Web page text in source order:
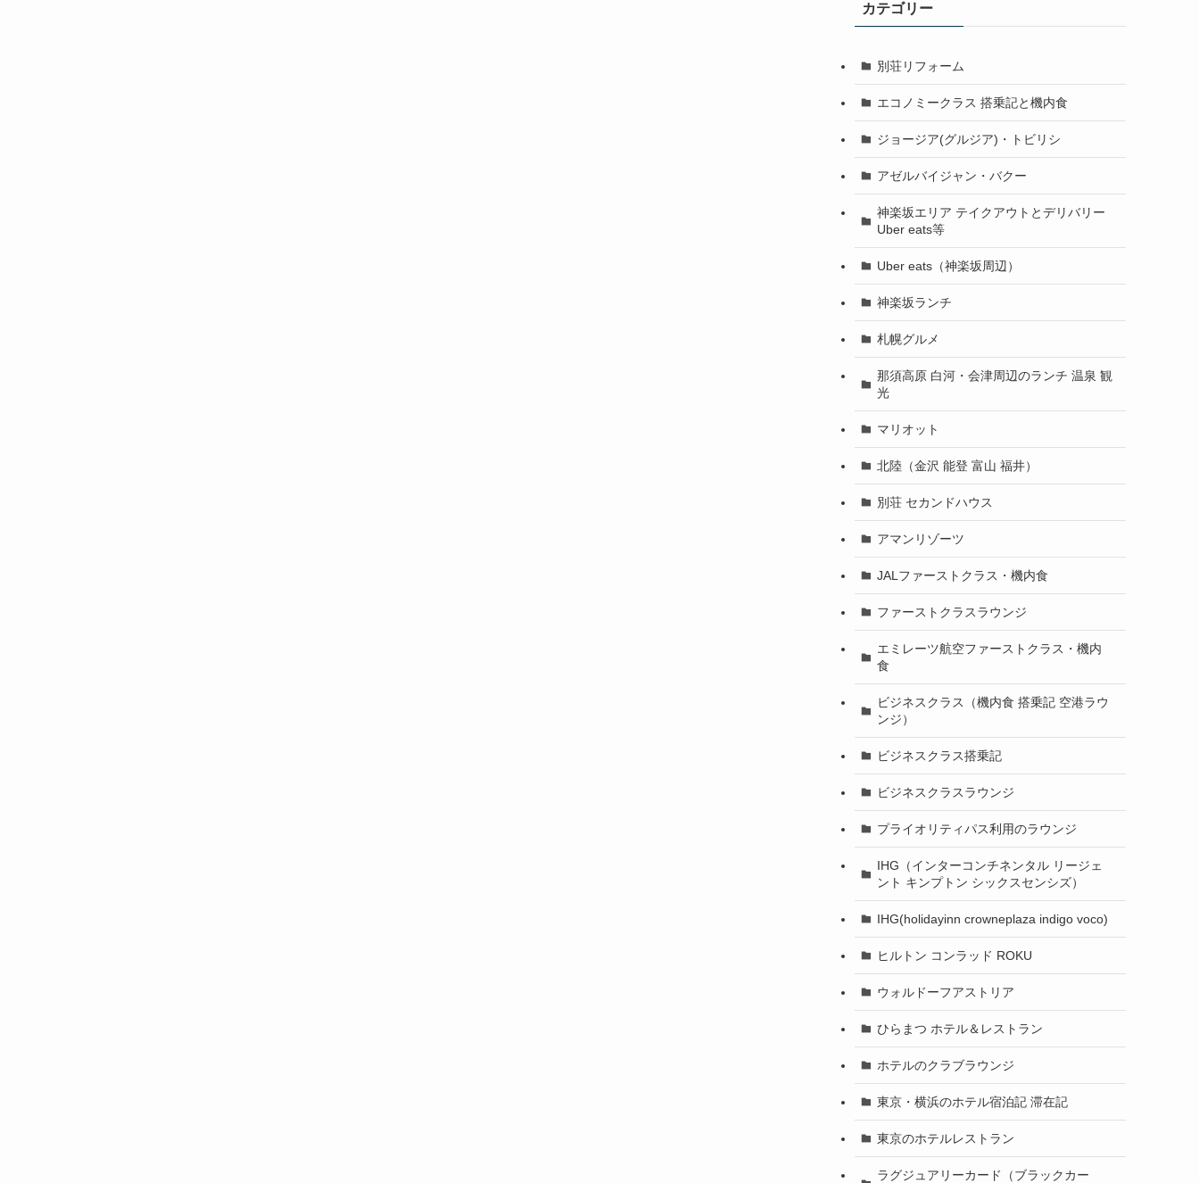
カテゴリー
別荘リフォーム
エコノミークラス 搭乗記と機内食
ジョージア(グルジア)・トビリシ
アゼルバイジャン・バクー
神楽坂エリア テイクアウトとデリバリー
Uber eats等
Uber eats（神楽坂周辺）
神楽坂ランチ
札幌グルメ
那須高原 白河・会津周辺のランチ 温泉 観
光
マリオット
北陸（金沢 能登 富山 福井）
別荘 セカンドハウス
アマンリゾーツ
JALファーストクラス・機内食
ファーストクラスラウンジ
エミレーツ航空ファーストクラス・機内
食
ビジネスクラス（機内食 搭乗記 空港ラウ
ンジ）
ビジネスクラス搭乗記
ビジネスクラスラウンジ
プライオリティパス利用のラウンジ
IHG（インターコンチネンタル リージェ
ント キンプトン シックスセンシズ）
IHG(holidayinn crowneplaza indigo voco)
ヒルトン コンラッド ROKU
ウォルドーフアストリア
ひらまつ ホテル＆レストラン
ホテルのクラブラウンジ
東京・横浜のホテル宿泊記 滞在記
東京のホテルレストラン
ラグジュアリーカード（ブラックカー